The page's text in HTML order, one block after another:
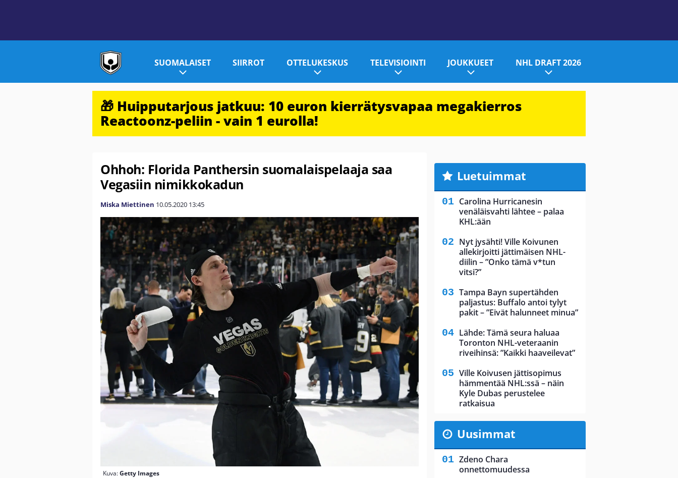
SUOMALAISET SIIRROT OTTELUKESKUS TELEVISIOINTI JOUKKUEET NHL DRAFT 2026
🎁 Huipputarjous jatkuu: 10 euron kierrätysvapaa megakierros
Reactoonz-peliin - vain 1 eurolla!
Ohhoh: Florida Panthersin suomalaispelaaja saa
Vegasiin nimikkokadun
Miska Miettinen 10.05.2020 13:45
Kuva:Getty Images
Luetuimmat
Carolina Hurricanesin
venäläisvahti lähtee – palaa
KHL:ään
Nyt jysähti! Ville Koivunen
allekirjoitti jättimäisen NHL-
diilin – ”Onko tämä v*tun
vitsi?”
Tampa Bayn supertähden
paljastus: Buffalo antoi tylyt
pakit – ”Eivät halunneet minua”
Lähde: Tämä seura haluaa
Toronton NHL-veteraanin
riveihinsä: ”Kaikki haaveilevat”
Ville Koivusen jättisopimus
hämmentää NHL:ssä – näin
Kyle Dubas perustelee
ratkaisua
Uusimmat
Zdeno Chara
onnettomuudessa